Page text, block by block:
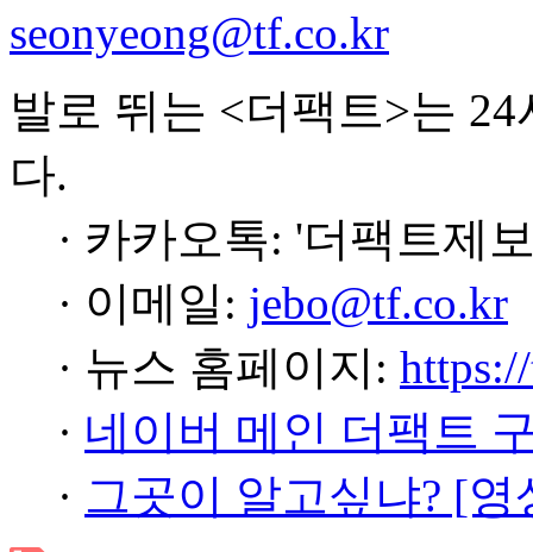
seonyeong@tf.co.kr
발로 뛰는 <더팩트>는
다.
· 카카오톡: '더팩트제
· 이메일: jebo@tf.co.kr
· 뉴스 홈페이지:
· 네이버 메인 더팩트
· 그곳이 알고싶냐? [